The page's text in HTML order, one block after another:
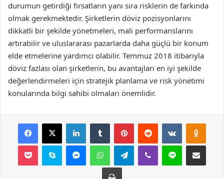
durumun getirdiği fırsatların yanı sıra risklerin de farkında
olmak gerekmektedir. Şirketlerin döviz pozisyonlarını
dikkatli bir şekilde yönetmeleri, mali performanslarını
artırabilir ve uluslararası pazarlarda daha güçlü bir konum
elde etmelerine yardımcı olabilir. Temmuz 2018 itibarıyla
döviz fazlası olan şirketlerin, bu avantajları en iyi şekilde
değerlendirmeleri için stratejik planlama ve risk yönetimi
konularında bilgi sahibi olmaları önemlidir.
Facebook
X LinkedInTumblr PinterestReddit VKontakte
Pocket Skype MessengerWhatsAppTelegramViber Line E-Posta ile
Yazdır